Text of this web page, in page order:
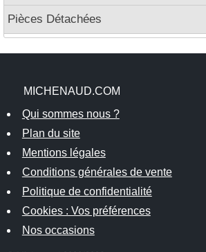
Pièces Détachées
MICHENAUD.COM
Qui sommes nous ?
Plan du site
Mentions légales
Conditions générales de vente
Politique de confidentialité
Cookies : Vos préférences
Nos occasions